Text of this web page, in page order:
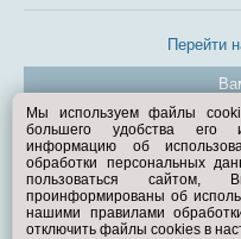
Перейти
©
Мы используем файлы
большего удобства его
информацию об
обработки персональных
пользоваться
проинформированы об
нашими правилами
отключить файлы cookies в